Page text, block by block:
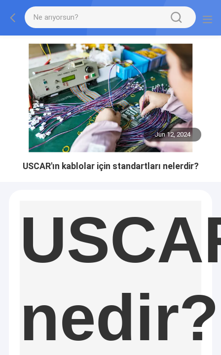
Jun 12, 2024
USCAR'ın kablolar için standartları nelerdir?
nedir?